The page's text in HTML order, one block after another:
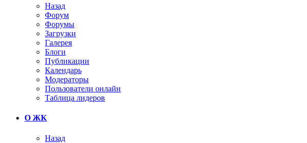
Назад
Форум
Форумы
Загрузки
Галерея
Блоги
Публикации
Календарь
Модераторы
Пользователи онлайн
Таблица лидеров
О ЖК
Назад